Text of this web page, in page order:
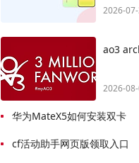
2026-
ao3
2026-
华为MateX5如何安装双卡
cf活动助手网页版领取入口